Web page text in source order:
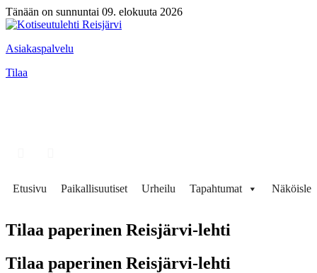
Tänään on sunnuntai 09. elokuuta 2026
Asiakaspalvelu
Tilaa
Etusivu Paikallisuutiset Urheilu Tapahtumat
Tilaa paperinen Reisjärvi-lehti
Tilaa paperinen Reisjärvi-lehti